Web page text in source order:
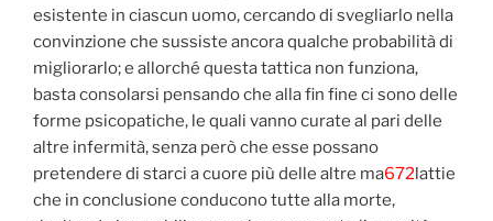
esistente in ciascun uomo, cercando di svegliarlo nella
convinzione che sussiste ancora qualche probabilità di
migliorarlo; e allorché questa tattica non funziona,
basta consolarsi pensando che alla fin fine ci sono delle
forme psicopatiche, le quali vanno curate al pari delle
altre infermità, senza però che esse possano
pretendere di starci a cuore più delle altre ma672lattie
che in conclusione conducono tutte alla morte,